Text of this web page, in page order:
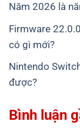
Năm 2026 là
Firmware
có gì mới?
Nintendo
được?
Bình luận